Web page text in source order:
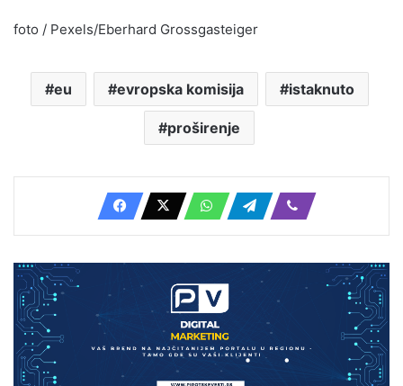
foto / Pexels/Eberhard Grossgasteiger
eu evropska komisija istaknuto
proširenje